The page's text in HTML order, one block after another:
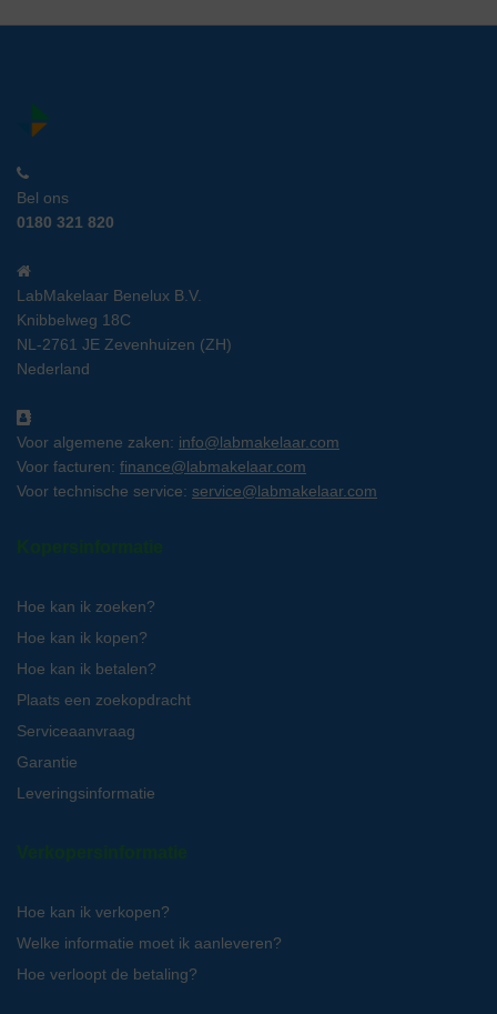
Bel ons
0180 321 820
LabMakelaar Benelux B.V.
Knibbelweg 18C
NL-2761 JE Zevenhuizen (ZH)
Nederland
Voor algemene zaken: info@labmakelaar.com
Voor facturen: finance@labmakelaar.com
Voor technische service: service@labmakelaar.com
Kopersinformatie
Hoe kan ik zoeken?
Hoe kan ik kopen?
Hoe kan ik betalen?
Plaats een zoekopdracht
Serviceaanvraag
Garantie
Leveringsinformatie
Verkopersinformatie
Hoe kan ik verkopen?
Welke informatie moet ik aanleveren?
Hoe verloopt de betaling?